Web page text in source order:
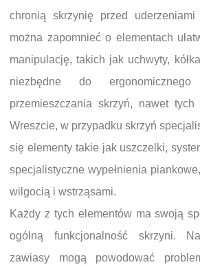
chronią skrzynię przed
można zapomnieć o elementach
manipulację, takich jak uchwyty,
niezbędne do
przemieszczania skrzyń, nawet
Wreszcie, w przypadku skrzyń
się elementy takie jak uszczelki,
specjalistyczne wypełnienia
wilgocią i wstrząsami.
Każdy z tych elementów ma swoją
ogólną funkcjonalność skrzyni.
zawiasy mogą powodować